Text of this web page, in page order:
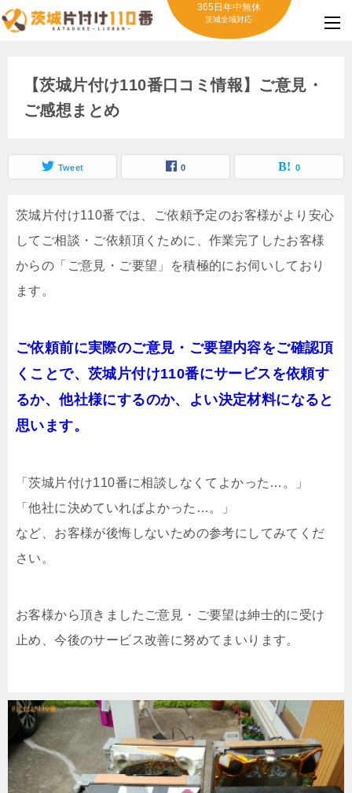
365日年中無休
茨城全域対応
【茨城片付け110番口コミ情報】ご意見・
ご感想まとめ
Tweet 0 0
茨城片付け110番では、ご依頼予定のお客様がより安心
してご相談・ご依頼頂くために、作業完了したお客様
からの「ご意見・ご要望」を積極的にお伺いしており
ます。
ご依頼前に実際のご意見・ご要望内容をご確認頂
くことで、茨城片付け110番にサービスを依頼す
るか、他社様にするのか、よい決定材料になると
思います。
「茨城片付け110番に相談しなくてよかった…。」
「他社に決めていればよかった…。」
など、お客様が後悔しないための参考にしてみてくだ
さい。
お客様から頂きましたご意見・ご要望は紳士的に受け
止め、今後のサービス改善に努めてまいります。